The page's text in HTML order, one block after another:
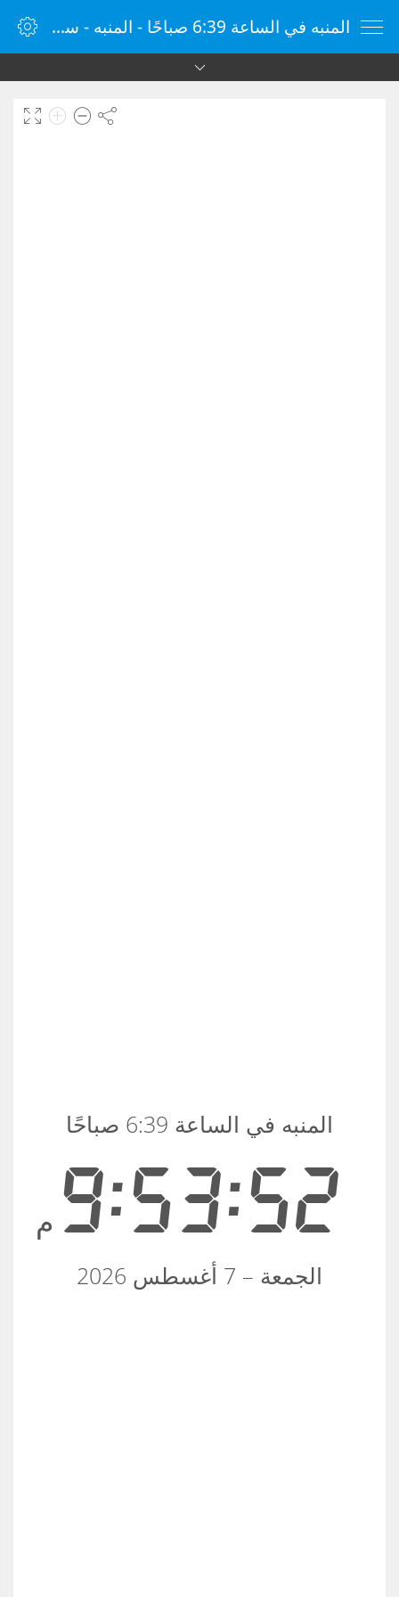
المنبه في الساعة 6:39 صباحًا - المنبه - ساعة منبه الإنترنت
9:53:52 م
المنبه في الساعة 6:39 صباحًا
الجمعة – 7 أغسطس 2026